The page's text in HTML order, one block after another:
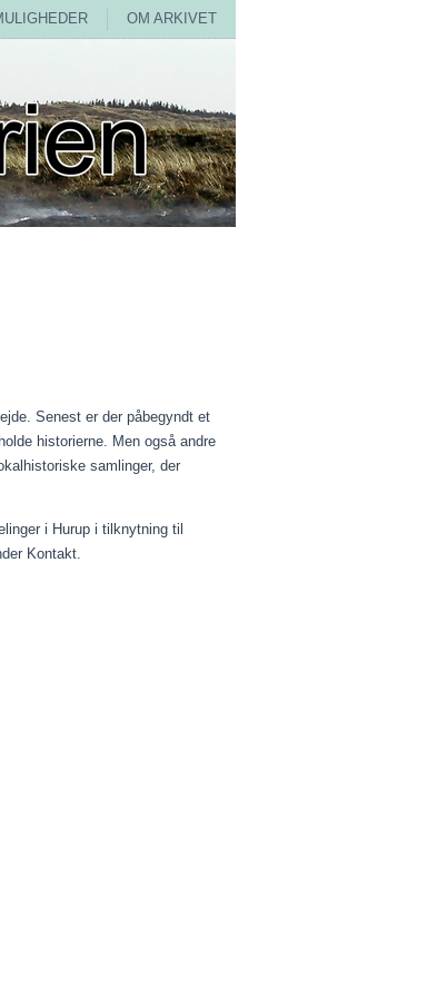
OM ARKIVET
Senest er der påbegyndt et
historierne. Men også andre
samlinger, der
i Hurup i tilknytning til
Kontakt.